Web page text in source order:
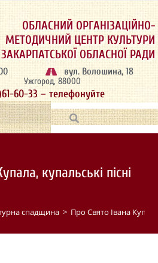
ОБЛАСНИЙ ОРГАНІЗАЦІЙНО-
МЕТОДИЧНИЙ ЦЕНТР КУЛЬТУРИ
ЗАКАРПАТСЬКОЇ ОБЛАСНОЇ РАДИ
вул. Волошина, 18
Ужгород, 88000
60-33 – телефонуйте
купальські пісні
спадщина > Про Свято Івана